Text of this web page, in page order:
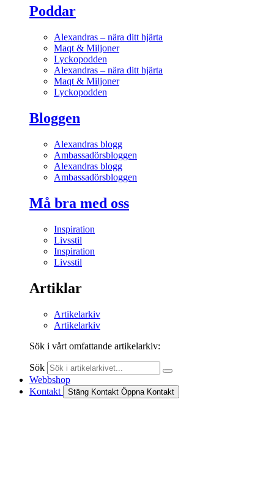
Poddar
Alexandras – nära ditt hjärta
Maqt & Miljoner
Lyckopodden
Alexandras – nära ditt hjärta
Maqt & Miljoner
Lyckopodden
Bloggen
Alexandras blogg
Ambassadörsbloggen
Alexandras blogg
Ambassadörsbloggen
Må bra med oss
Inspiration
Livsstil
Inspiration
Livsstil
Artiklar
Artikelarkiv
Artikelarkiv
Sök i vårt omfattande artikelarkiv:
Sök
Webbshop
Kontakt
Stäng Kontakt Öppna Kontakt